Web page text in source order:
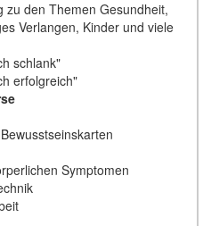
zu den Themen Gesundheit,
Verlangen, Kinder und viele
schlank"
erfolgreich"
Symptomen